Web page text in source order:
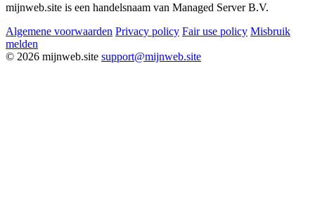
mijnweb.site is een handelsnaam van Managed Server B.V.
Algemene voorwaarden Privacy policy Fair use policy Misbruik
melden
© 2026 mijnweb.site support@mijnweb.site